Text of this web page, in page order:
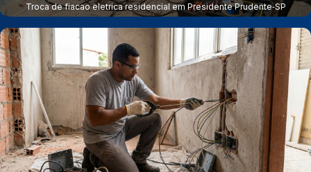
Troca de fiacao eletrica residencial em Presidente Prudente‑SP